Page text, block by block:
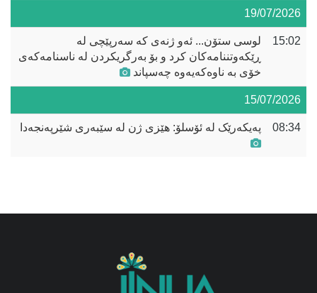
19/07/2026
15:02
لوسی ستۆن... ئەو ژنەی کە سەرپێچی لە
ڕێکەوتننامەکان کرد و بۆ بەرگریکردن لە ناسنامەکەی
خۆی بە ناوەکەیەوە چەسپاند
15/07/2026
08:34 پەیکەرێک لە ئۆسلۆ: هێزی ژن لە سێبەری شێرپەنجەدا